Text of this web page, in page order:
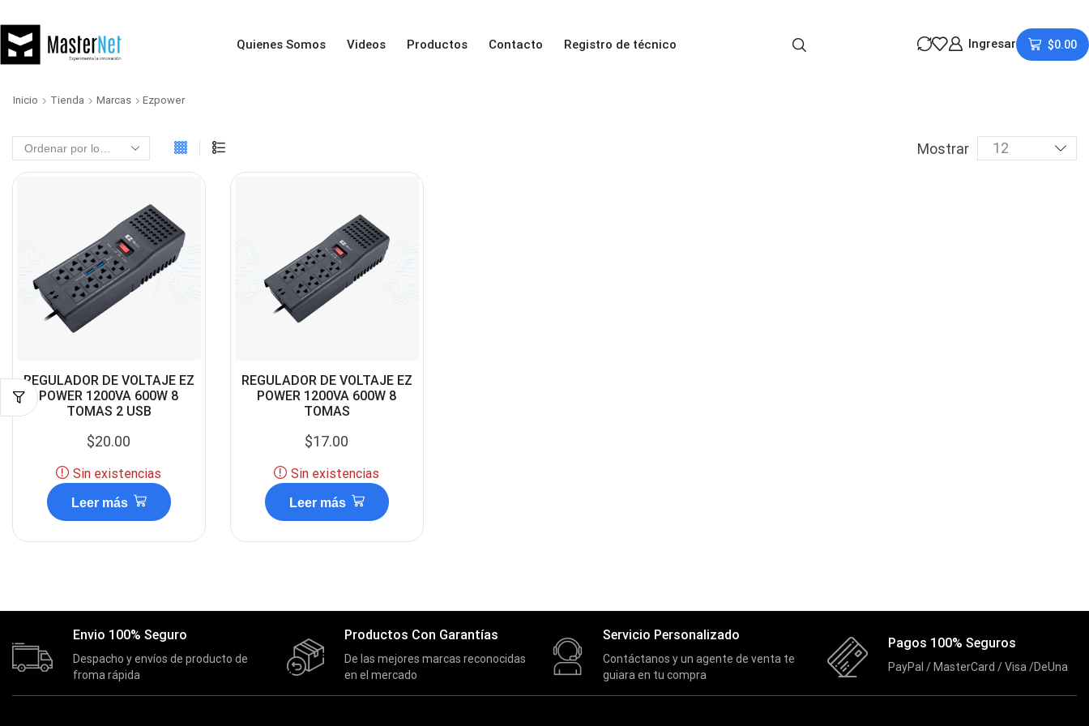
Quienes Somos Videos Productos Contacto Registro de técnico Ingresar $0.00
Inicio Tienda Marcas Ezpower
Mostrar
REGULADOR DE VOLTAJE EZ
POWER 1200VA 600W 8
TOMAS 2 USB
$20.00
Sin existencias
Leer más
REGULADOR DE VOLTAJE EZ
POWER 1200VA 600W 8
TOMAS
$17.00
Sin existencias
Leer más
Envio 100% Seguro
Despacho y envíos de producto de
froma rápida
Productos Con Garantías
De las mejores marcas reconocidas
en el mercado
Servicio Personalizado
Contáctanos y un agente de venta te
guiara en tu compra
Pagos 100% Seguros
PayPal / MasterCard / Visa /DeUna